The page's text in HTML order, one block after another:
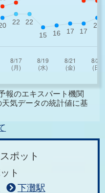
報のエキスパート機関
気データの統計値に基
ポット
ト
下灘駅